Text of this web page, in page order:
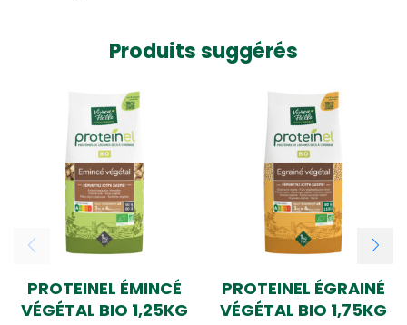
Produits suggérés
PROTEINEL ÉMINCÉ
VÉGÉTAL BIO 1,25KG
PROTEINEL ÉGRAINÉ
VÉGÉTAL BIO 1,75KG